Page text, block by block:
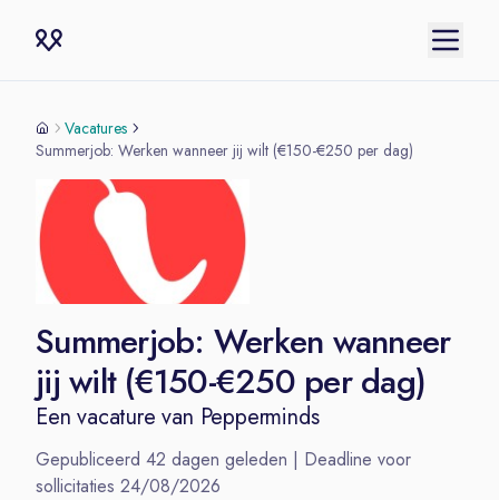
Vacatures
Summerjob: Werken wanneer jij wilt (€150-€250 per dag)
Summerjob: Werken wanneer
jij wilt (€150-€250 per dag)
Een vacature van Pepperminds
Gepubliceerd 42 dagen geleden | Deadline voor
sollicitaties 24/08/2026